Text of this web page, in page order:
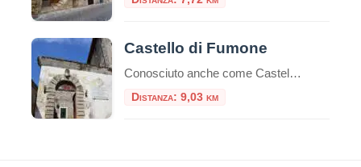
Castello di Fumone
Conosciuto anche come Castello Longhi-De Paolis il Castello di Fumone si trova ad una altezza di 800 mt, al centro del paese di Fumone. Il Castello è famoso per essere stata la prigione di Celestino V, nonché il luogo della sua morte, e per ospi
Distanza: 9,03 km